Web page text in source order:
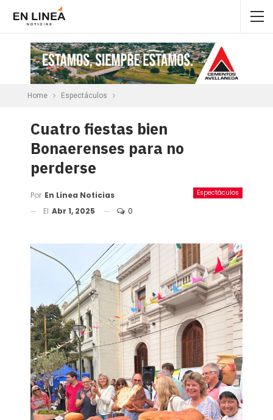
Home Espectáculos
Cuatro fiestas bien
Bonaerenses para no
perderse
Espectáculos
Por En Linea Noticias
El Abr 1, 2025 0